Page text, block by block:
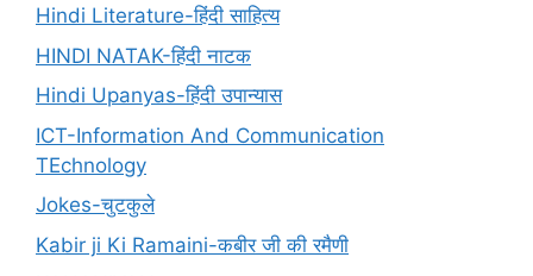
Hindi Literature-हिंदी साहित्य
HINDI NATAK-हिंदी नाटक
Hindi Upanyas-हिंदी उपान्यास
ICT-Information And Communication
TEchnology
Jokes-चुटकुले
Kabir ji Ki Ramaini-कबीर जी की रमैणी